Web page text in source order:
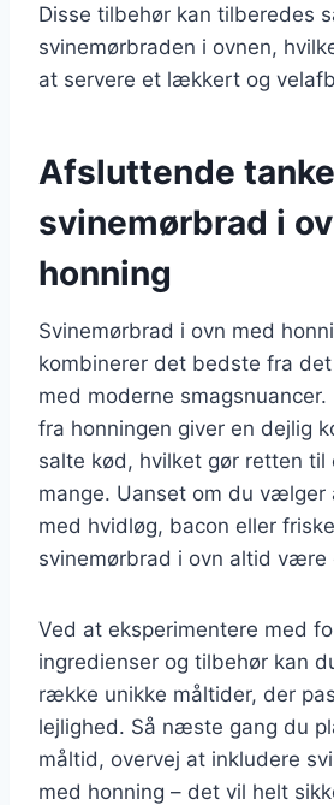
Disse tilbehør kan tilberedes
svinemørbraden i ovnen,
at servere et lækkert og
Afsluttende
svinemørbrad i
honning
Svinemørbrad i ovn med
kombinerer det bedste fra
med moderne smagsnuancer.
fra honningen giver en dejlig
salte kød, hvilket gør retten
mange. Uanset om du vælger
med hvidløg, bacon eller
svinemørbrad i ovn altid være
Ved at eksperimentere med
ingredienser og tilbehør kan
række unikke måltider, der
lejlighed. Så næste gang du
måltid, overvej at inkludere
med honning – det vil helt